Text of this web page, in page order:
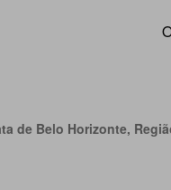
de Belo Horizonte,